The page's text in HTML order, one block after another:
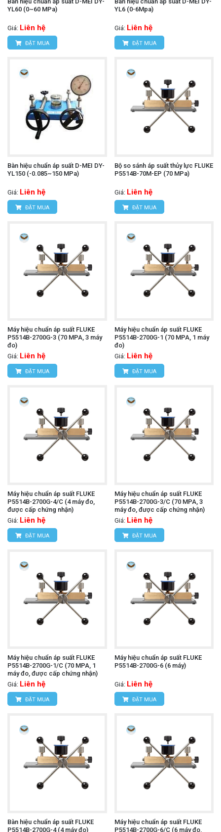
YL60 (0~60 MPa)
Giá: Liên hệ
ĐẶT MUA
YL6 (0-6Mpa)
Giá: Liên hệ
ĐẶT MUA
Bàn hiệu chuẩn áp suất D-MEI DY-
YL150 (-0.085~150 MPa)
Giá: Liên hệ
ĐẶT MUA
Bộ so sánh áp suất thủy lực FLUKE
P5514B-70M-EP (70 MPa)
Giá: Liên hệ
ĐẶT MUA
Máy hiệu chuẩn áp suất FLUKE
P5514B-2700G-3 (70 MPA, 3 máy
đo)
Giá: Liên hệ
ĐẶT MUA
Máy hiệu chuẩn áp suất FLUKE
P5514B-2700G-1 (70 MPA, 1 máy
đo)
Giá: Liên hệ
ĐẶT MUA
Máy hiệu chuẩn áp suất FLUKE
P5514B-2700G-4/C (4 máy đo,
được cấp chứng nhận)
Giá: Liên hệ
ĐẶT MUA
Máy hiệu chuẩn áp suất FLUKE
P5514B-2700G-3/C (70 MPA, 3
máy đo, được cấp chứng nhận)
Giá: Liên hệ
ĐẶT MUA
Máy hiệu chuẩn áp suất FLUKE
P5514B-2700G-1/C (70 MPA, 1
máy đo, được cấp chứng nhận)
Giá: Liên hệ
ĐẶT MUA
Máy hiệu chuẩn áp suất FLUKE
P5514B-2700G-6 (6 máy)
Giá: Liên hệ
ĐẶT MUA
Bàn hiệu chuẩn áp suất FLUKE
P5514B-2700G-4 (4 máy đo)
Máy hiệu chuẩn áp suất FLUKE
P5514B-2700G-6/C (6 máy đo,